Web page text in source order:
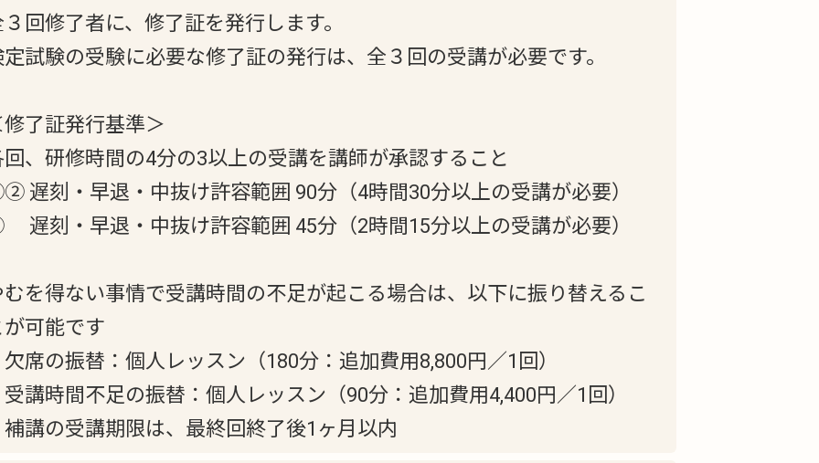
回修了者に、修了証を発行します。
試験の受験に必要な修了証の発行は、全３回の受講が必要です。
修了証発行基準＞
回、研修時間の4分の3以上の受講を講師が承認すること
遅刻・早退・中抜け許容範囲 90分（4時間30分以上の受講が必要）
刻・早退・中抜け許容範囲 45分（2時間15分以上の受講が必要）
むを得ない事情で受講時間の不足が起こる場合は、以下に振り替えるこ
が可能です
席の振替：個人レッスン（180分：追加費用8,800円／1回）
講時間不足の振替：個人レッスン（90分：追加費用4,400円／1回）
補講の受講期限は、最終回終了後1ヶ月以内